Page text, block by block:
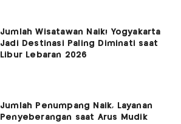
Jumlah Wisatawan Naik! Yogyakarta
Jadi Destinasi Paling Diminati saat
Libur Lebaran 2026
Jumlah Penumpang Naik, Layanan
Penyeberangan saat Arus Mudik